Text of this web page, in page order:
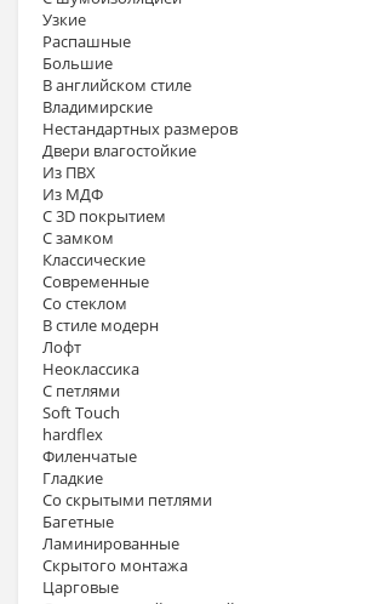
Узкие
Распашные
Большие
В английском стиле
Владимирские
Нестандартных размеров
Двери влагостойкие
Из ПВХ
Из МДФ
С 3D покрытием
С замком
Классические
Современные
Со стеклом
В стиле модерн
Лофт
Неоклассика
С петлями
Soft Touch
hardflex
Филенчатые
Гладкие
Со скрытыми петлями
Багетные
Ламинированные
Скрытого монтажа
Царговые